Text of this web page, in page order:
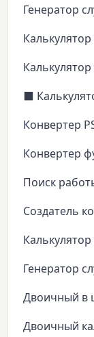
Генератор
⬛
Конвертер
Конвертер
Поиск
Создатель
Генератор
Двоичный в
Двоичный